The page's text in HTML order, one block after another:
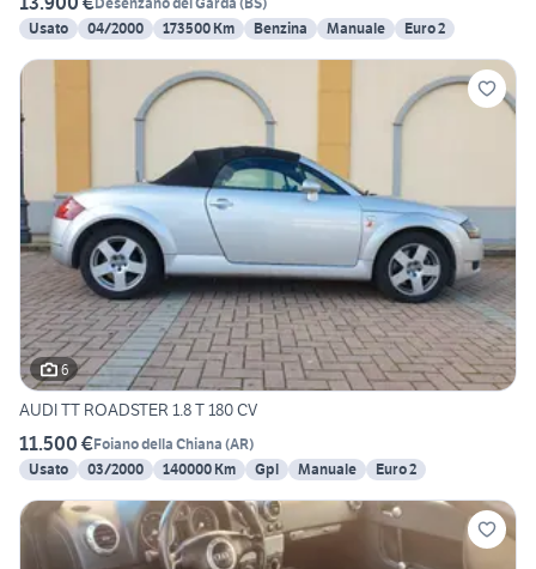
Usato
04/2000 173500 Km Benzina Manuale Euro 2
6
AUDI TT ROADSTER 1.8 T 180 CV
11.500 €Foiano della Chiana (AR)
Usato
03/2000 140000 Km Gpl Manuale Euro 2